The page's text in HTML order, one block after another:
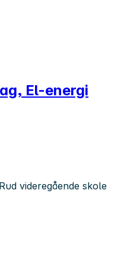
El-energi
videregående skole